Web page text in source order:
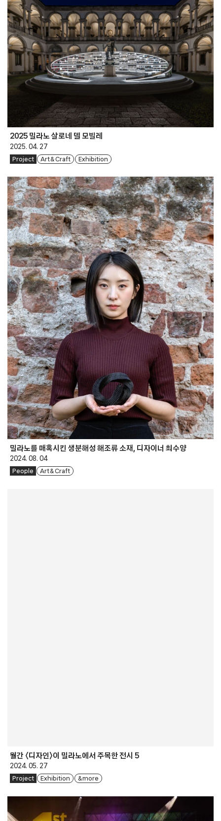
2025 밀라노 살로네 델 모빌레
2025. 04. 27
Project Art & Craft Exhibition
밀라노를 매혹시킨 생분해성 해조류 소재, 디자이너 최수양
2024. 08. 04
People Art & Craft
월간 〈디자인〉이 밀라노에서 주목한 전시 5
2024. 05. 27
Project Exhibition & more